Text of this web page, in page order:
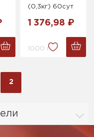
(0,3кг) 60сут
1 376,98 ₽
1000 г.
2